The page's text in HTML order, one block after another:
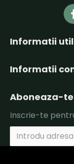
Informatii
Informatii
Aboneaza-
Inscrie-te